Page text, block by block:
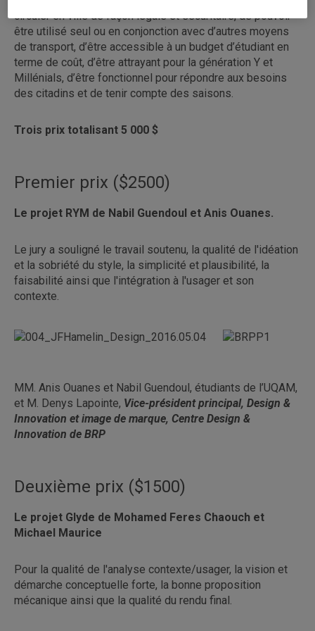
circuler en ville de façon légale et sécuritaire, de pouvoir
être utilisé seul ou en conjonction avec d’autres moyens
de transport, d’être accessible à un budget d’étudiant en
terme de coût, d’être attrayant pour la génération Y et
Millénials, d’être fonctionnel pour répondre aux besoins
des citadins et de tenir compte des saisons.
Trois prix totalisant 5 000 $
Premier prix ($2500)
Le projet RYM de Nabil Guendoul et Anis Ouanes.
Le jury a souligné le travail soutenu, la qualité de l'idéation
et la sobriété du style, la simplicité et plausibilité, la
faisabilité ainsi que l'intégration à l'usager et son
contexte.
MM. Anis Ouanes et Nabil Guendoul, étudiants de l’UQAM,
et M. Denys Lapointe, Vice-président principal, Design &
Innovation et image de marque, Centre Design &
Innovation de BRP
Deuxième prix ($1500)
Le projet Glyde de Mohamed Feres Chaouch et
Michael Maurice
Pour la qualité de l'analyse contexte/usager, la vision et
démarche conceptuelle forte, la bonne proposition
mécanique ainsi que la qualité du rendu final.